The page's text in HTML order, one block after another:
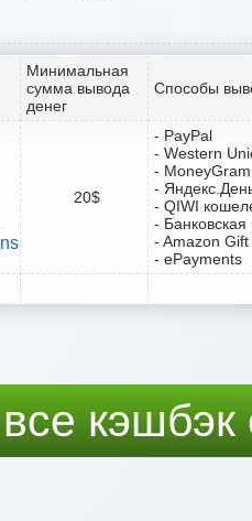
Минимальная
сумма вывода
денег
Способы
20$
- PayPal
- Western
- MoneyGram
-
- QIWI
-
- Amazon
- ePayments